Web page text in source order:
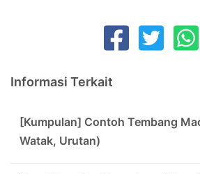
Informasi Terkait
[Kumpulan] Contoh Tembang
Watak, Urutan)